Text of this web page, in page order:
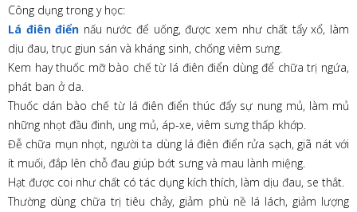
Công dụng trong y học:
Lá điên điển nấu nước để uống, được xem như chất tẩy xổ, làm
dịu đau, trục giun sán và kháng sinh, chống viêm sưng.
Kem hay thuốc mỡ bào chế từ lá điên điển dùng để chữa trị ngứa,
phát ban ở da.
Thuốc dán bào chế từ lá điên điển thúc đẩy sự nung mủ, làm mủ
những nhọt đầu đinh, ung mủ, áp-xe, viêm sưng thấp khớp.
Đễ chữa mụn nhọt, người ta dùng lá điên điển rửa sạch, giã nát với
ít muối, đắp lên chỗ đau giúp bớt sưng và mau lành miệng.
Hạt được coi như chất có tác dụng kích thích, làm dịu đau, se thắt.
Thường dùng chữa trị tiêu chảy, giảm phù nề lá lách, giảm lượng